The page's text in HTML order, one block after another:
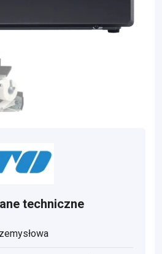
techniczne